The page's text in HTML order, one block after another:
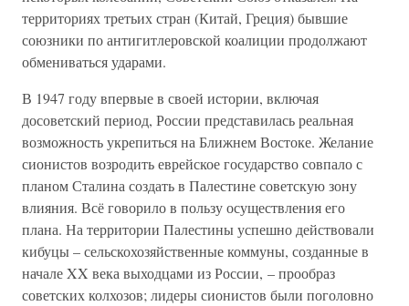
территориях третьих стран (Китай, Греция) бывшие
союзники по антигитлеровской коалиции продолжают
обмениваться ударами.
В 1947 году впервые в своей истории, включая
досоветский период, России представилась реальная
возможность укрепиться на Ближнем Востоке. Желание
сионистов возродить еврейское государство совпало с
планом Сталина создать в Палестине советскую зону
влияния. Всё говорило в пользу осуществления его
плана. На территории Палестины успешно действовали
кибуцы – сельскохозяйственные коммуны, созданные в
начале XX века выходцами из России, – прообраз
советских колхозов; лидеры сионистов были поголовно